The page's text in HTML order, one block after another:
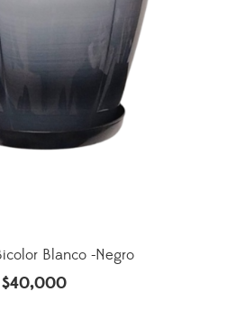
Blanco -Negro
$40,000